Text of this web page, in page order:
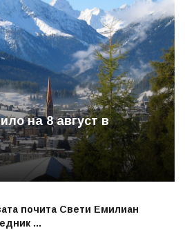
на 8 август в
почита Свeти Емилиан
...